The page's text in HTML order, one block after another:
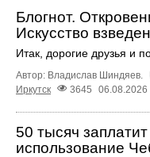
Блогнот.
Искусство
Итак, дорогие друзья и
Автор: Владислав Шиндяев.
Иркутск
3645 06.08.2026
50 тысяч
использование